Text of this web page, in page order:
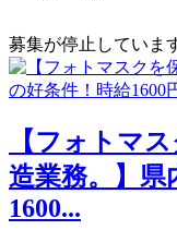
募集が停止していま
【フォトマ
造業務。】県
1600...